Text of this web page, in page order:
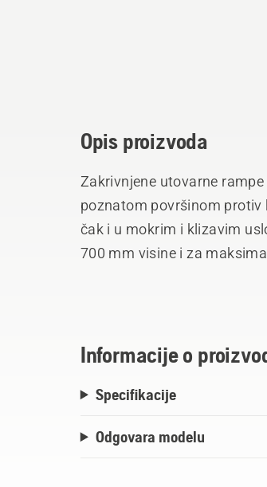
Opis proizvoda
Zakrivnjene utovarne
poznatom površinom protiv
čak i u mokrim i klizavim
700 mm visine i za
Informacije o
Specifikacije
Odgovara modelu